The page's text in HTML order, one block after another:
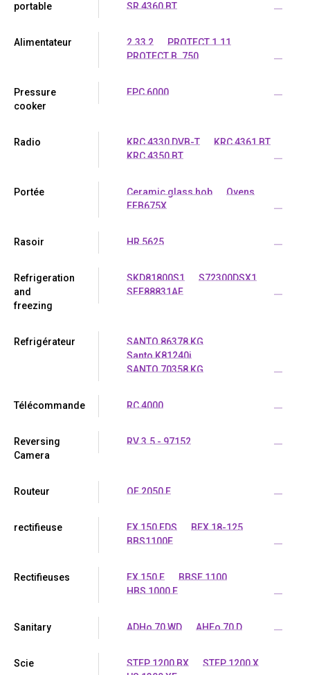
portable
SR 4360 BT
...
Alimentateur 2.33 2
PROTECT 1.11
PROTECT B. 750
...
Pressure
cooker
EPC 6000 ...
Radio KRC 4330 DVB-T
KRC 4361 BT
KRC 4350 BT
...
Portée Ceramic glass hob
Ovens
EFB675X
...
Rasoir HR 5625 ...
Refrigeration
and
freezing
SKD81800S1
S72300DSX1
SFE88831AF
...
Refrigérateur
SANTO 86378 KG
Santo K81240i
SANTO 70358 KG
...
Télécommande RC 4000 ...
Reversing
Camera
RV 3.5 - 97152 ...
Routeur OF 2050 E ...
rectifieuse EX 150 EDS
BEX 18-125
BBS1100E
...
Rectifieuses EX 150 E
BBSE 1100
HBS 1000 E
...
Sanitary ADHo 70 WD AHEo 70 D ...
Scie STEP 1200 BX
STEP 1200 X